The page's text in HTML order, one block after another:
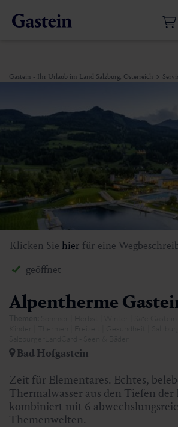
Gastein - Ihr Urlaub im Land Salzburg, Österreich
Klicken Sie hier für eine
Alpentherme
geöffnet
Bad Hofgastein
Zeit für Elementares. Echtes,
Thermalwasser aus den Tiefen
kombiniert mit 6
Themenwelten.